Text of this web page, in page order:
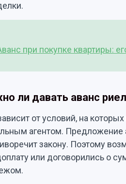
при покупке квартиры:
ли давать аванс
от условий, на
агентом. Предложение
закону. Поэтому
или договорились о